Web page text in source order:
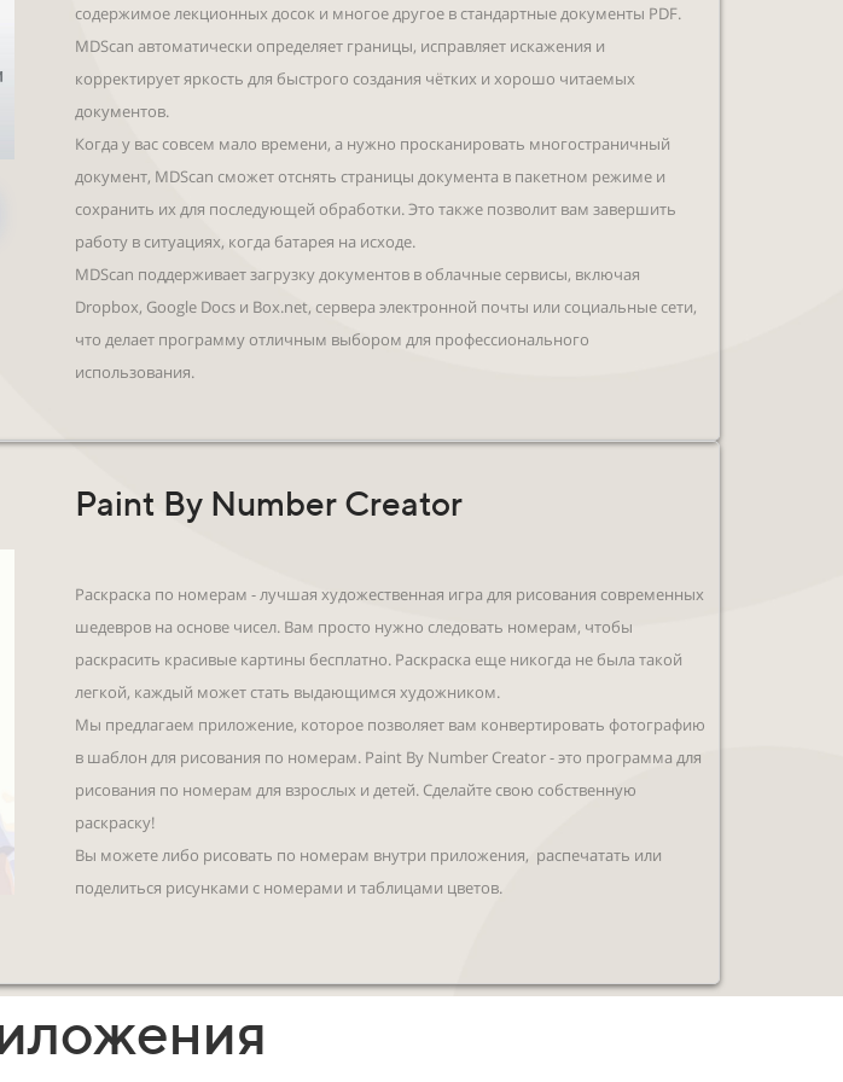
содержимое лекционных досок и многое другое в стандартные документы PDF.
MDScan автоматически определяет границы, исправляет искажения и
корректирует яркость для быстрого создания чётких и хорошо читаемых
документов.
Когда у вас совсем мало времени, а нужно просканировать многостраничный
документ, MDScan сможет отснять страницы документа в пакетном режиме и
сохранить их для последующей обработки. Это также позволит вам завершить
работу в ситуациях, когда батарея на исходе.
MDScan поддерживает загрузку документов в облачные сервисы, включая
Dropbox, Google Docs и Box.net, сервера электронной почты или социальные сети,
что делает программу отличным выбором для профессионального
использования.
Paint By Number Creator
Раскраска по номерам - лучшая художественная игра для рисования современных
шедевров на основе чисел. Вам просто нужно следовать номерам, чтобы
раскрасить красивые картины бесплатно. Раскраска еще никогда не была такой
легкой, каждый может стать выдающимся художником.
Мы предлагаем приложение, которое позволяет вам конвертировать фотографию
в шаблон для рисования по номерам. Paint By Number Creator - это программа для
рисования по номерам для взрослых и детей. Сделайте свою собственную
раскраску!
Вы можете либо рисовать по номерам внутри приложения, распечатать или
поделиться рисунками с номерами и таблицами цветов.